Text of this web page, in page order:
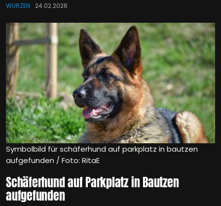
WURZEN 24.02.2026
Symbolbild für schäferhund auf parkplatz in bautzen
aufgefunden / Foto: RitaE
Schäferhund auf Parkplatz in Bautzen
aufgefunden